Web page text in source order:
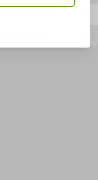
NO SITE BOL?